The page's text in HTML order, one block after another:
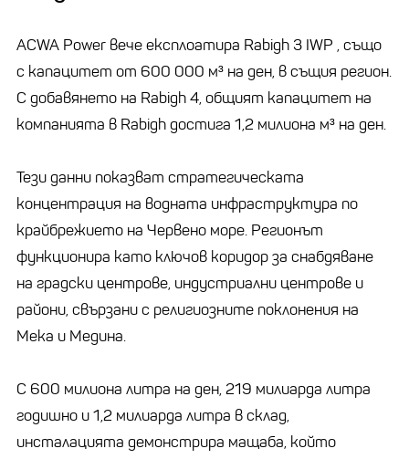
ACWA Power вече експлоатира Rabigh 3 IWP , също
с капацитет от 600 000 м³ на ден, в същия регион.
С добавянето на Rabigh 4, общият капацитет на
компанията в Rabigh достига 1,2 милиона м³ на ден.
Тези данни показват стратегическата
концентрация на водната инфраструктура по
крайбрежието на Червено море. Регионът
функционира като ключов коридор за снабдяване
на градски центрове, индустриални центрове и
райони, свързани с религиозните поклонения на
Мека и Медина.
С 600 милиона литра на ден, 219 милиарда литра
годишно и 1,2 милиарда литра в склад,
инсталацията демонстрира мащаба, който